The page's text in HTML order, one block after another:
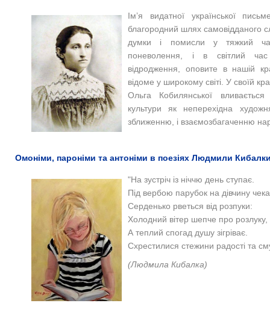
Ім’я видатної української
благородний шлях самовідданого
думки і помисли у тяжкий час
поневолення, і в світлий час
відродження, оповите в нашій
відоме у широкому світі. У своїй
Ольга Кобилянської
культури як неперехідна
зближенню, і взаємозбагаченню
Омоніми, пароніми та антоніми в поезіях Людмили
"На зустріч із ніччю день ступає.
Під вербою парубок на дівчину
Серденько рветься від розпуки:
Холодний вітер шепче про розлуку,
А теплий спогад душу зігріває.
Схрестилися стежини радості та
(Людмила Кибалка)